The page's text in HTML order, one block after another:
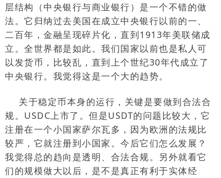
层结构（中央银行与商业银行）是一个不错的做
法。它归纳过去美国在成立中央银行以前的一、
二百年，金融呈现碎片化，直到1913年美联储成
立。全世界都是如此。我们国家以前也是私人可
以发货币，比较乱，直到上个世纪30年代成立了
中央银行。我觉得这是一个大的趋势。
关于稳定币本身的运行，关键是要做到合法合
规。 USDC上市了。但是USDT的问题比较大，它
注册在一个小国家萨尔瓦多，因为欧洲的法规比
较严，它就注册到小国家。今后它们怎么发展？
我觉得总的趋向是透明、合法合规。另外就看它
们的规模做大以后，是不是真正有利于实体经